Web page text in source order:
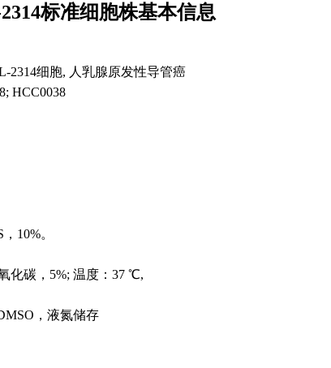
标准细胞株基本信息
2314细胞, 人乳腺原发性导管癌
HCC0038
10%。
化碳，5%; 温度：37 ℃,
，液氮储存